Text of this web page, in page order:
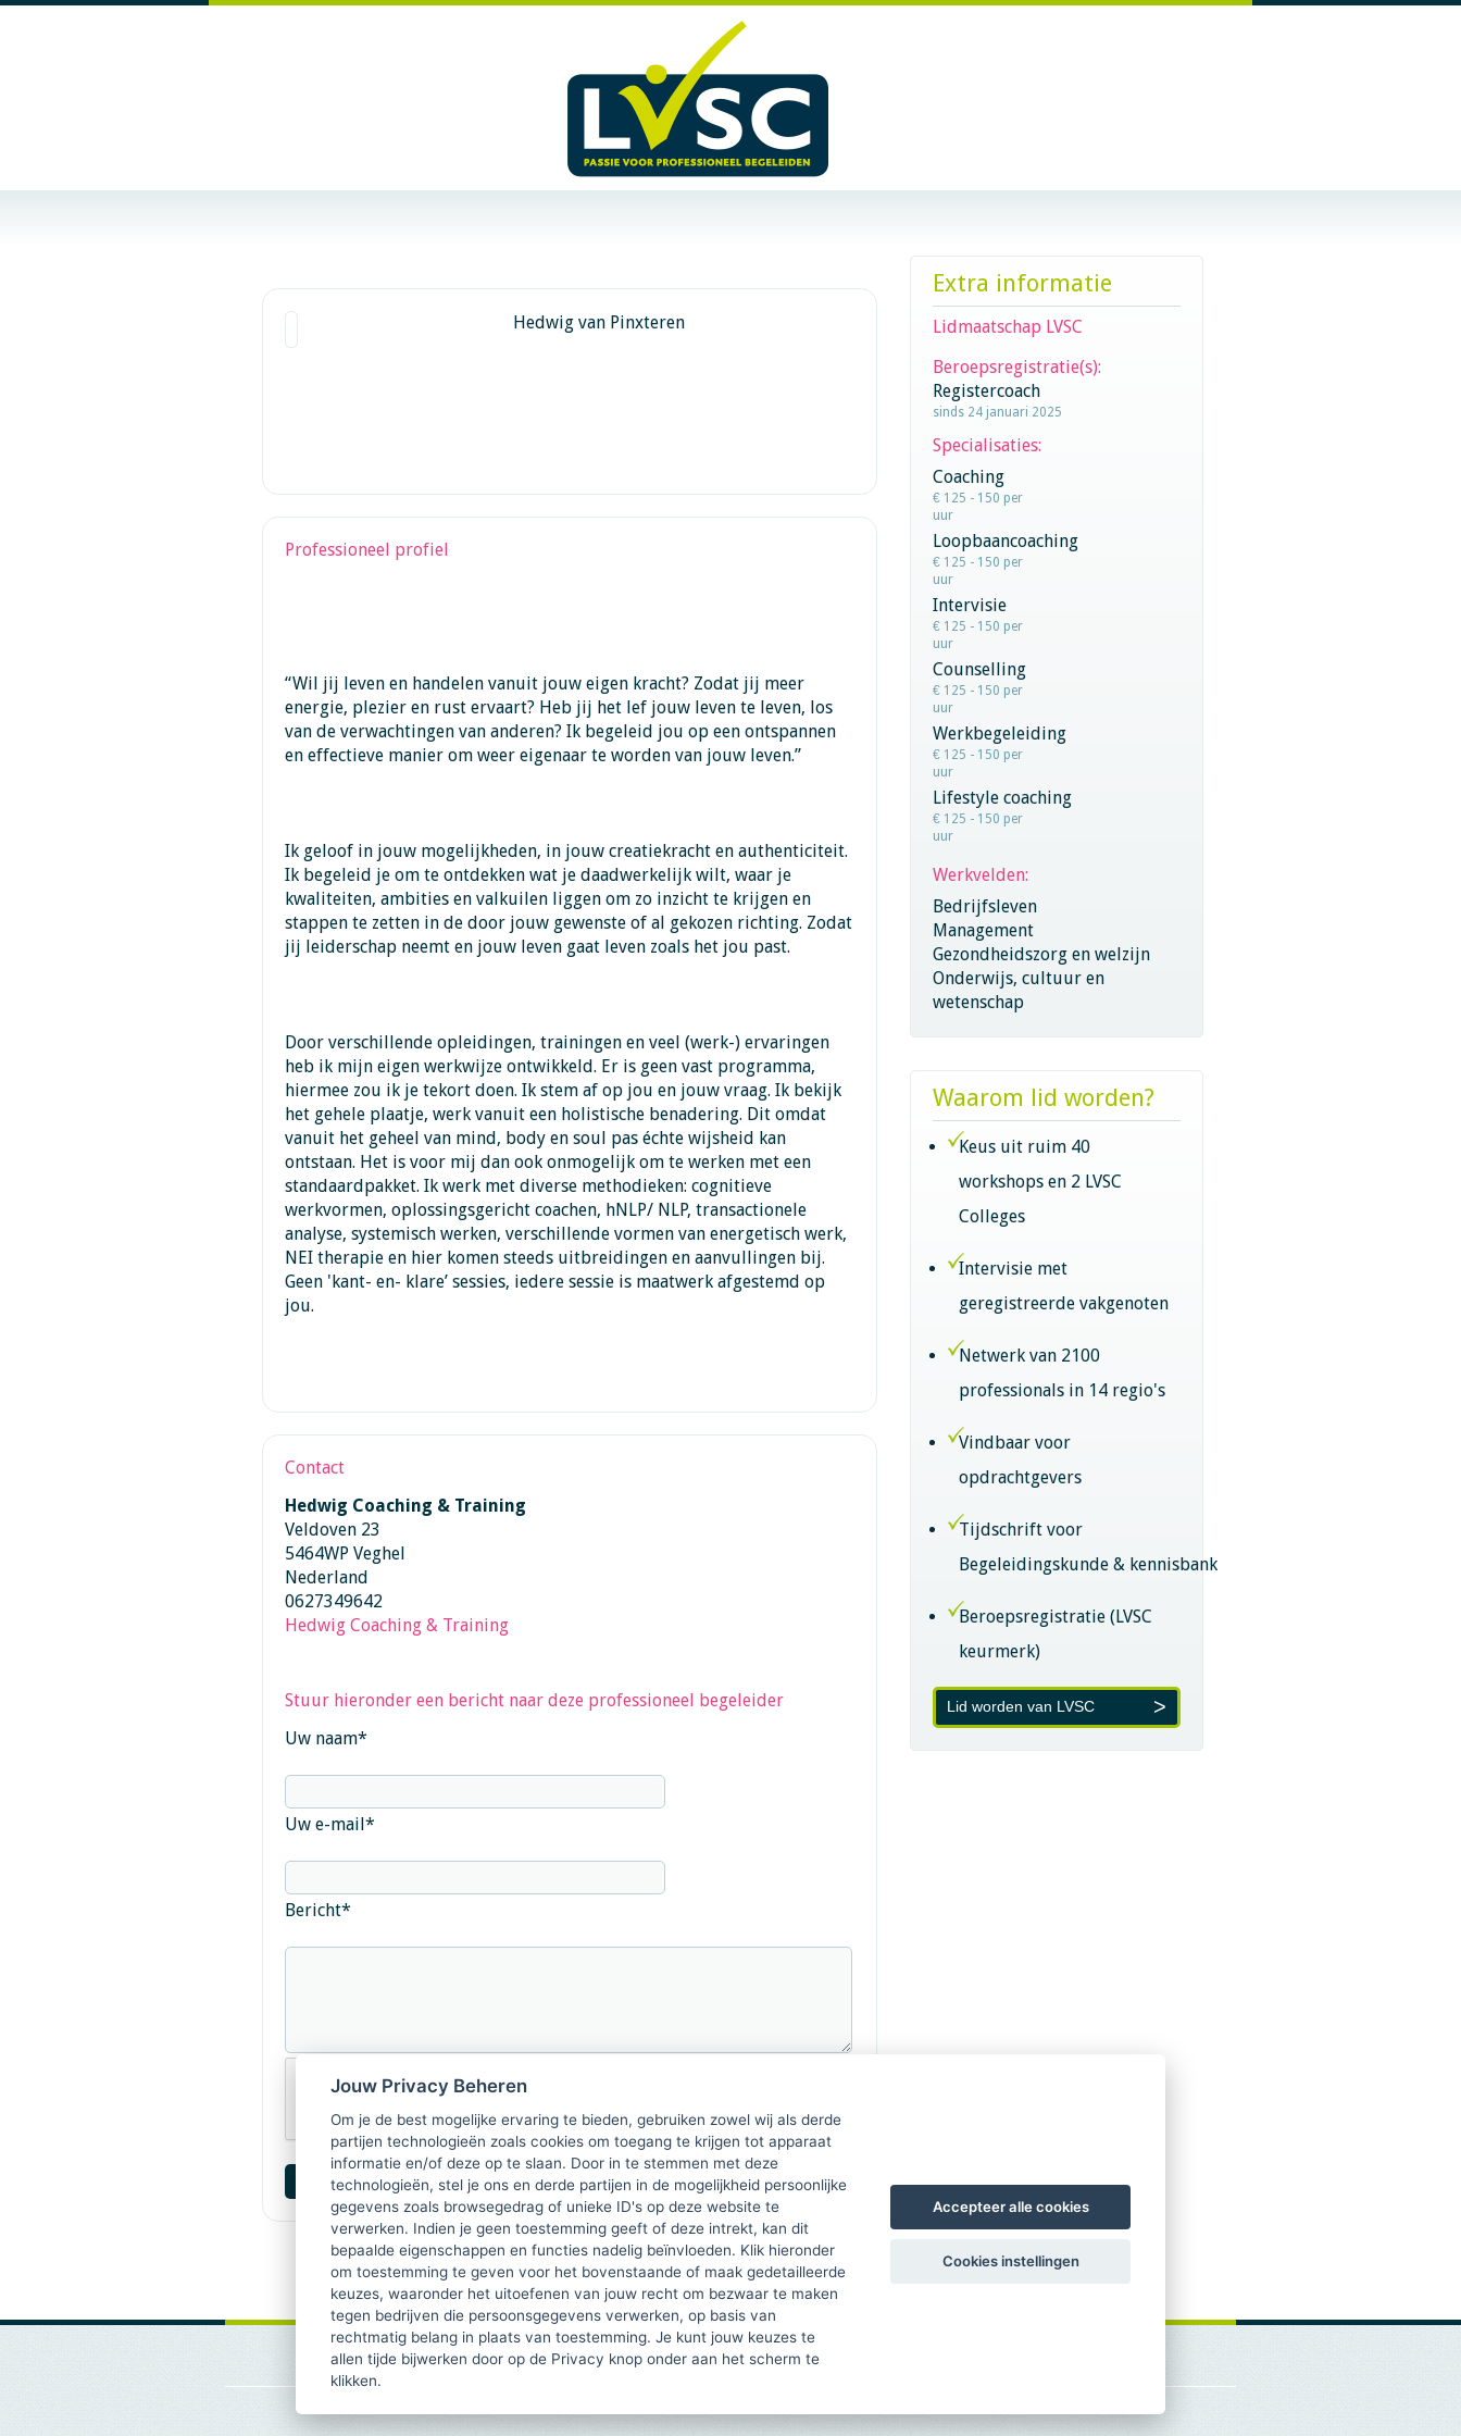
Hedwig van Pinxteren
Professioneel profiel
“Wil jij leven en handelen vanuit jouw eigen kracht? Zodat jij meer
energie, plezier en rust ervaart? Heb jij het lef jouw leven te leven, los
van de verwachtingen van anderen? Ik begeleid jou op een ontspannen
en effectieve manier om weer eigenaar te worden van jouw leven.”
Ik geloof in jouw mogelijkheden, in jouw creatiekracht en authenticiteit.
Ik begeleid je om te ontdekken wat je daadwerkelijk wilt, waar je
kwaliteiten, ambities en valkuilen liggen om zo inzicht te krijgen en
stappen te zetten in de door jouw gewenste of al gekozen richting. Zodat
jij leiderschap neemt en jouw leven gaat leven zoals het jou past.
Door verschillende opleidingen, trainingen en veel (werk-) ervaringen
heb ik mijn eigen werkwijze ontwikkeld. Er is geen vast programma,
hiermee zou ik je tekort doen. Ik stem af op jou en jouw vraag. Ik bekijk
het gehele plaatje, werk vanuit een holistische benadering. Dit omdat
vanuit het geheel van mind, body en soul pas échte wijsheid kan
ontstaan. Het is voor mij dan ook onmogelijk om te werken met een
standaardpakket. Ik werk met diverse methodieken: cognitieve
werkvormen, oplossingsgericht coachen, hNLP/ NLP, transactionele
analyse, systemisch werken, verschillende vormen van energetisch werk,
NEI therapie en hier komen steeds uitbreidingen en aanvullingen bij.
Geen 'kant- en- klare’ sessies, iedere sessie is maatwerk afgestemd op
jou.
Contact
Hedwig Coaching & Training
Veldoven 23
5464WP Veghel
Nederland
0627349642
Hedwig Coaching & Training
Stuur hieronder een bericht naar deze professioneel begeleider
Uw naam*
Uw e-mail*
Bericht*
Extra informatie
Lidmaatschap LVSC
Beroepsregistratie(s):
Registercoach
sinds 24 januari 2025
Specialisaties:
Coaching
€ 125 - 150 per
uur
Loopbaancoaching
€ 125 - 150 per
uur
Intervisie
€ 125 - 150 per
uur
Counselling
€ 125 - 150 per
uur
Werkbegeleiding
€ 125 - 150 per
uur
Lifestyle coaching
€ 125 - 150 per
uur
Werkvelden:
Bedrijfsleven
Management
Gezondheidszorg en welzijn
Onderwijs, cultuur en
wetenschap
Waarom lid worden?
Keus uit ruim 40
workshops en 2 LVSC
Colleges
Intervisie met
geregistreerde vakgenoten
Netwerk van 2100
professionals in 14 regio's
Vindbaar voor
opdrachtgevers
Tijdschrift voor
Begeleidingskunde & kennisbank
Beroepsregistratie (LVSC
keurmerk)
Lid worden van LVSC
Jouw Privacy Beheren
Om je de best mogelijke ervaring te bieden, gebruiken zowel wij als derde
partijen technologieën zoals cookies om toegang te krijgen tot apparaat
informatie en/of deze op te slaan. Door in te stemmen met deze
technologieën, stel je ons en derde partijen in de mogelijkheid persoonlijke
gegevens zoals browsegedrag of unieke ID's op deze website te
verwerken. Indien je geen toestemming geeft of deze intrekt, kan dit
bepaalde eigenschappen en functies nadelig beïnvloeden. Klik hieronder
om toestemming te geven voor het bovenstaande of maak gedetailleerde
keuzes, waaronder het uitoefenen van jouw recht om bezwaar te maken
tegen bedrijven die persoonsgegevens verwerken, op basis van
rechtmatig belang in plaats van toestemming. Je kunt jouw keuzes te
allen tijde bijwerken door op de Privacy knop onder aan het scherm te
klikken.
Accepteer alle cookies
Cookies instellingen